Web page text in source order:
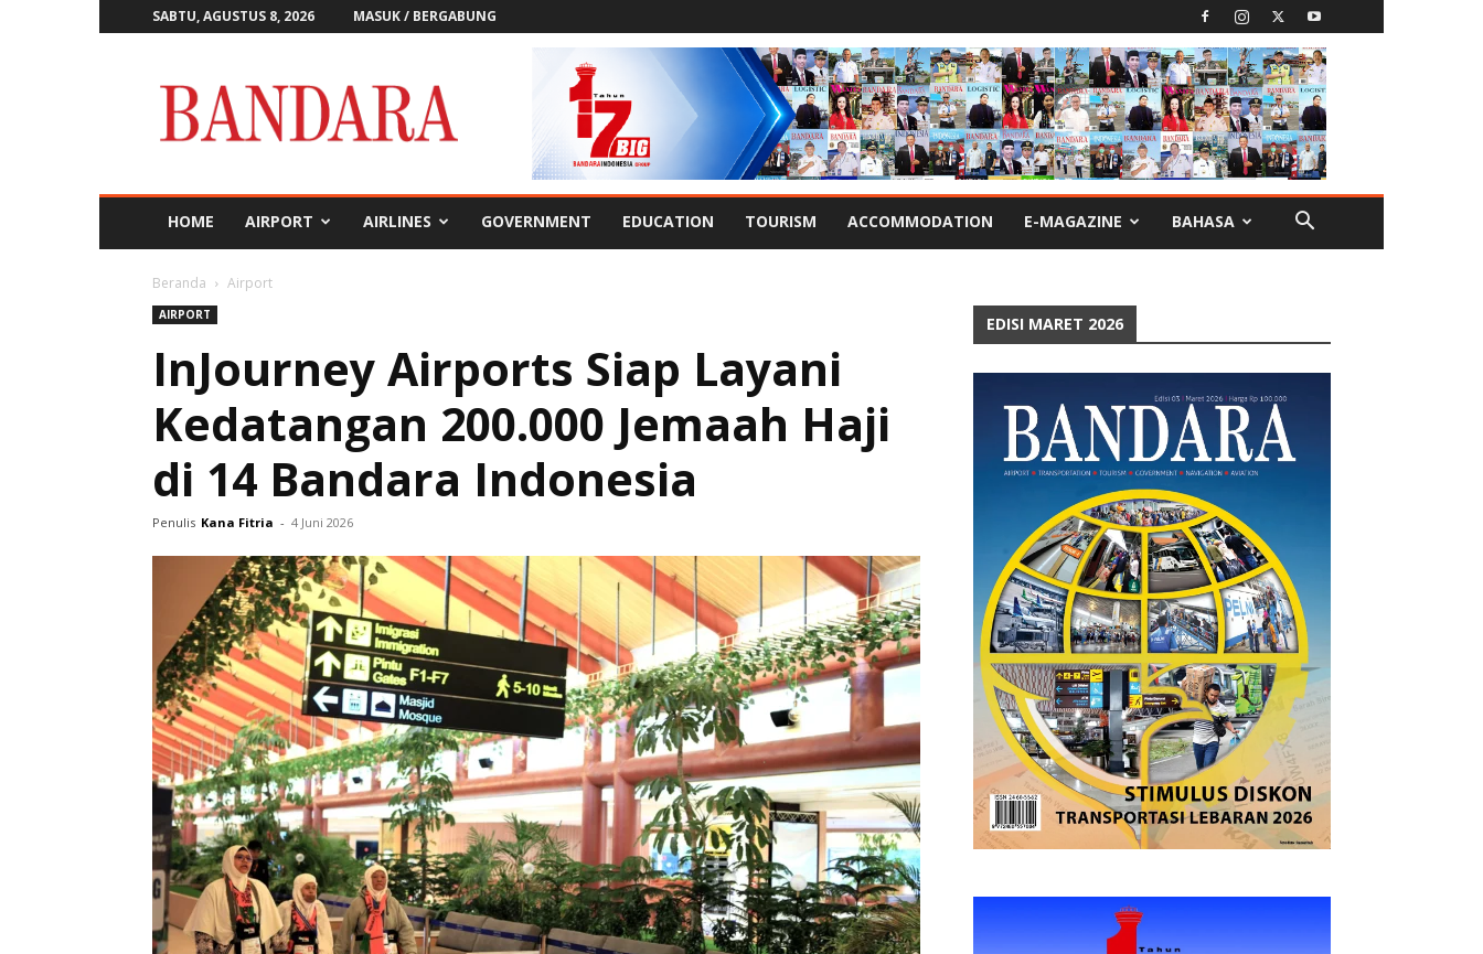
SABTU, AGUSTUS 8, 2026 MASUK / BERGABUNG
Bandara
HOME AIRPORT AIRLINES GOVERNMENT EDUCATION TOURISM ACCOMMODATION E-MAGAZINE BAHASA
Beranda Airport
AIRPORT
InJourney Airports Siap Layani
Kedatangan 200.000 Jemaah Haji
di 14 Bandara Indonesia
Penulis Kana Fitria - 4 Juni 2026
EDISI MARET 2026